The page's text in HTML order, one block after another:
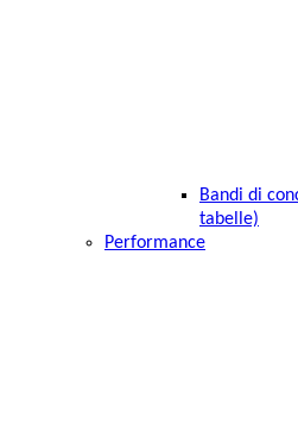
Bandi di
tabelle)
Performance